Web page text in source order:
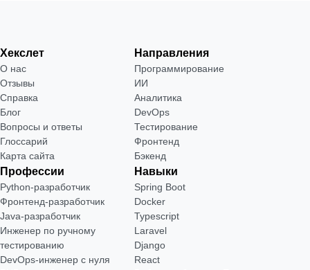
Хекслет
О нас
Отзывы
Справка
Блог
Вопросы и ответы
Глоссарий
Карта сайта
Направления
Программирование
ИИ
Аналитика
DevOps
Тестирование
Фронтенд
Бэкенд
Профессии
Python-разработчик
Фронтенд-разработчик
Java-разработчик
Инженер по ручному
тестированию
DevOps-инженер с нуля
Навыки
Spring Boot
Docker
Typescript
Laravel
Django
React